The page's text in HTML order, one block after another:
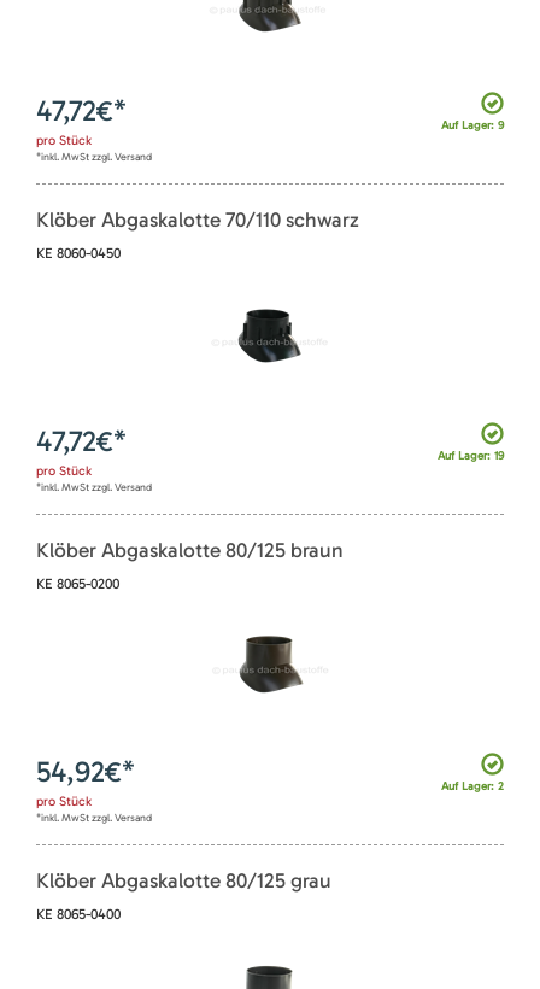
Auf Lager: 9
47,72€*
pro Stück
*inkl. MwSt zzgl. Versand
Klöber Abgaskalotte 70/110 schwarz
KE 8060-0450
Auf Lager: 19
47,72€*
pro Stück
*inkl. MwSt zzgl. Versand
Klöber Abgaskalotte 80/125 braun
KE 8065-0200
Auf Lager: 2
54,92€*
pro Stück
*inkl. MwSt zzgl. Versand
Klöber Abgaskalotte 80/125 grau
KE 8065-0400